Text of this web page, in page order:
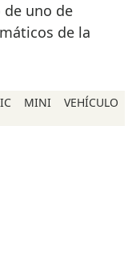
uno de
de la
MINI VEHÍCULO